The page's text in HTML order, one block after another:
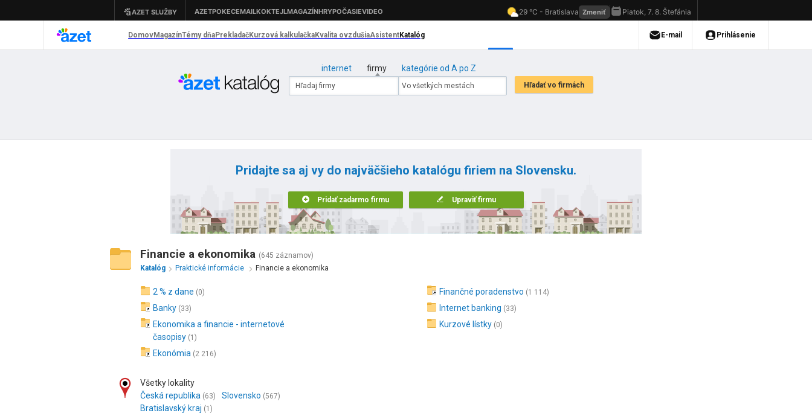
internet firmy kategórie od A po Z
Pridajte sa aj vy do najväčšieho katalógu firiem na Slovensku.
Pridať zadarmo firmu Upraviť firmu
Financie a ekonomika (645 záznamov)
Katalóg
Praktické informácie Financie a ekonomika
2 % z dane (0)
Banky (33)
Ekonomika a financie - internetové
časopisy (1)
Ekonómia (2 216)
Finančné poradenstvo (1 114)
Internet banking (33)
Kurzové lístky (0)
Všetky lokality
Česká republika (63) Slovensko (567)
Bratislavský kraj (1)